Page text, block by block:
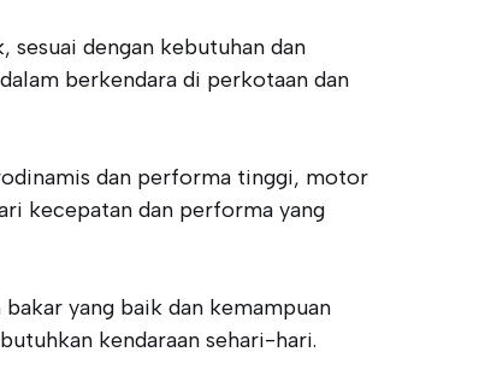
dengan kebutuhan dan
berkendara di perkotaan dan
dan performa tinggi, motor
kecepatan dan performa yang
yang baik dan kemampuan
kendaraan sehari-hari.